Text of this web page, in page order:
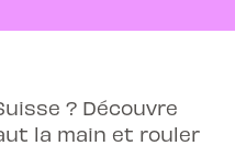
? Découvre
la main et rouler